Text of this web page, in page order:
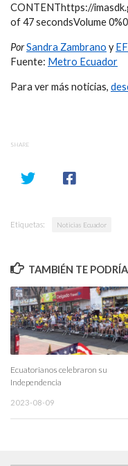
CONTENThttps://
of 47 secondsVolume
PorSandra Zambrano y
Fuente: Metro Ecuador
Para ver más noticias,
SHARE
Etiquetas: Noticias Ecuador
TAMBIÉN TE
Ecuatorianos celebraron su
Independencia
2023-08-09